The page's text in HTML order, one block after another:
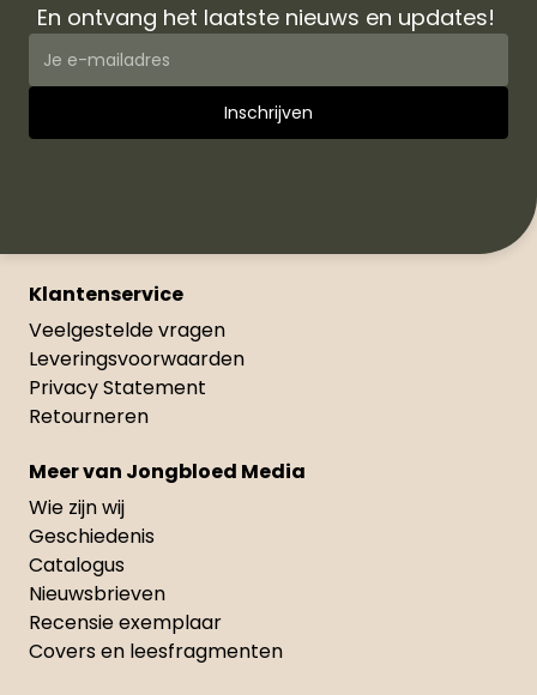
En ontvang het laatste nieuws en updates!
Klantenservice
Veelgestelde vragen
Leveringsvoorwaarden
Privacy Statement
Retourneren
Meer van Jongbloed Media
Wie zijn wij
Geschiedenis
Catalogus
Nieuwsbrieven
Recensie exemplaar
Covers en leesfragmenten